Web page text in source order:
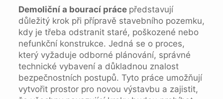
Demoliční a bourací práce představují
důležitý krok při přípravě stavebního pozemku,
kdy je třeba odstranit staré, poškozené nebo
nefunkční konstrukce. Jedná se o proces,
který vyžaduje odborné plánování, správné
technické vybavení a důkladnou znalost
bezpečnostních postupů. Tyto práce umožňují
vytvořit prostor pro novou výstavbu a zajistit,